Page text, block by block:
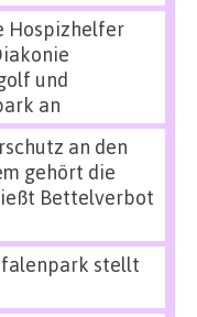
Hospizhelfer
und
an
an den
gehört die
Bettelverbot
stellt